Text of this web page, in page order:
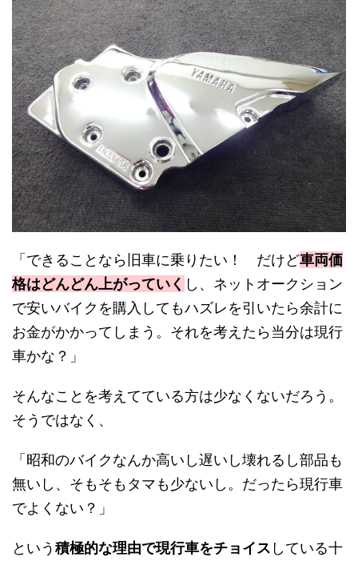
「できることなら旧車に乗りたい！ だけど車両価
格はどんどん上がっていく し、ネットオークション
で安いバイクを購入してもハズレを引いたら余計に
お金がかかってしまう。それを考えたら当分は現行
車かな？」
そんなことを考えてている方は少なくないだろう。
そうではなく、
「昭和のバイクなんか高いし遅いし壊れるし部品も
無いし、そもそもタマも少ないし。だったら現行車
でよくない？」
という積極的な理由で現行車をチョイス している十